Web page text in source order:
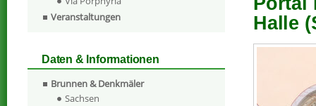
Halle
Veranstaltungen
Daten & Informationen
Brunnen & Denkmäler
Sachsen